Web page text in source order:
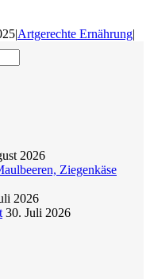
|Artgerechte Ernährung|
2026
Ziegenkäse
2026
30. Juli 2026